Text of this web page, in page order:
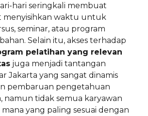
hari seringkali membuat
menyisihkan waktu untuk
seminar, atau program
Selain itu, akses terhadap
pelatihan yang relevan
juga menjadi tantangan
Jakarta yang sangat dinamis
pembaruan pengetahuan
namun tidak semua karyawan
yang paling sesuai dengan